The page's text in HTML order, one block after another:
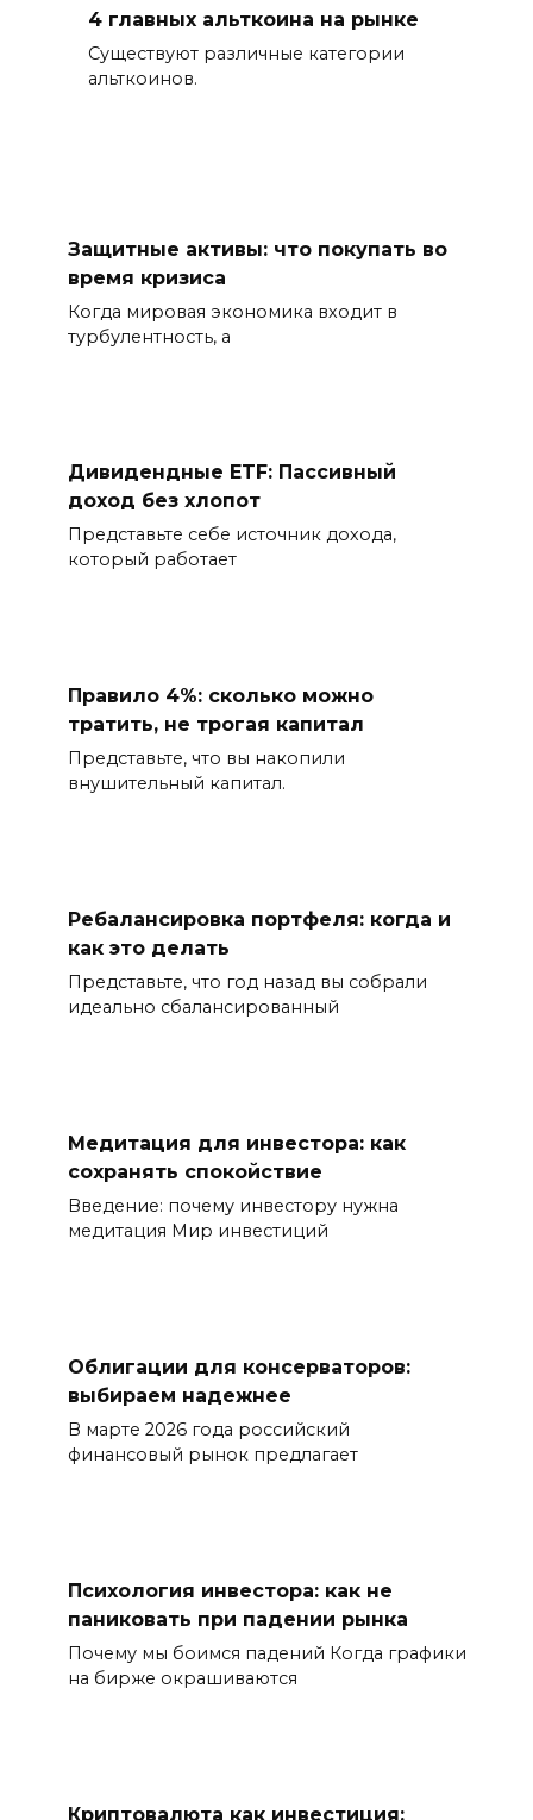
4 главных альткоина на рынке
Существуют различные категории
альткоинов.
Защитные активы: что покупать во
время кризиса
Когда мировая экономика входит в
турбулентность, а
Дивидендные ETF: Пассивный
доход без хлопот
Представьте себе источник дохода,
который работает
Правило 4%: сколько можно
тратить, не трогая капитал
Представьте, что вы накопили
внушительный капитал.
Ребалансировка портфеля: когда и
как это делать
Представьте, что год назад вы собрали
идеально сбалансированный
Медитация для инвестора: как
сохранять спокойствие
Введение: почему инвестору нужна
медитация Мир инвестиций
Облигации для консерваторов:
выбираем надежнее
В марте 2026 года российский
финансовый рынок предлагает
Психология инвестора: как не
паниковать при падении рынка
Почему мы боимся падений Когда графики
на бирже окрашиваются
Криптовалюта как инвестиция: